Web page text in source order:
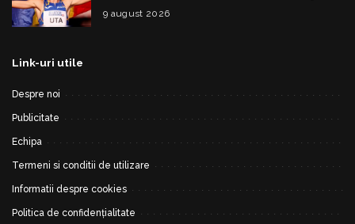
9 august 2026
Link-uri utile
Despre noi
Publicitate
Echipa
Termeni si conditii de utilizare
Informatii despre cookies
Politica de confidențialitate